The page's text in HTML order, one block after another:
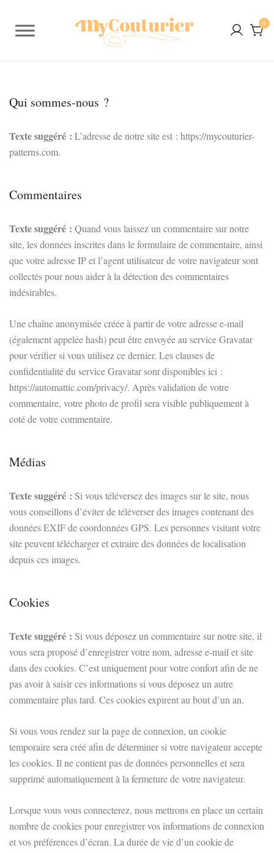
0
Qui sommes-nous ?
Texte suggéré : L’adresse de notre site est : https://mycouturier-
patterns.com.
Commentaires
Texte suggéré : Quand vous laissez un commentaire sur notre
site, les données inscrites dans le formulaire de commentaire, ainsi
que votre adresse IP et l’agent utilisateur de votre navigateur sont
collectés pour nous aider à la détection des commentaires
indésirables.
Une chaîne anonymisée créée à partir de votre adresse e-mail
(également appelée hash) peut être envoyée au service Gravatar
pour vérifier si vous utilisez ce dernier. Les clauses de
confidentialité du service Gravatar sont disponibles ici :
https://automattic.com/privacy/. Après validation de votre
commentaire, votre photo de profil sera visible publiquement à
coté de votre commentaire.
Médias
Texte suggéré : Si vous téléversez des images sur le site, nous
vous conseillons d’éviter de téléverser des images contenant des
données EXIF de coordonnées GPS. Les personnes visitant votre
site peuvent télécharger et extraire des données de localisation
depuis ces images.
Cookies
Texte suggéré : Si vous déposez un commentaire sur notre site, il
vous sera proposé d’enregistrer votre nom, adresse e-mail et site
dans des cookies. C’est uniquement pour votre confort afin de ne
pas avoir à saisir ces informations si vous déposez un autre
commentaire plus tard. Ces cookies expirent au bout d’un an.
Si vous vous rendez sur la page de connexion, un cookie
temporaire sera créé afin de déterminer si votre navigateur accepte
les cookies. Il ne contient pas de données personnelles et sera
supprimé automatiquement à la fermeture de votre navigateur.
Lorsque vous vous connecterez, nous mettrons en place un certain
nombre de cookies pour enregistrer vos informations de connexion
et vos préférences d’écran. La durée de vie d’un cookie de